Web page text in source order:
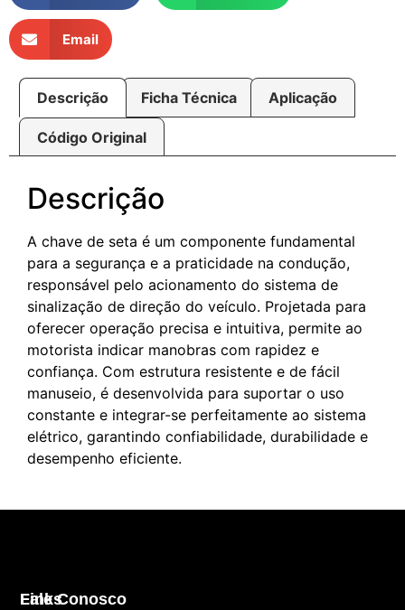
Email
Descrição Ficha Técnica Aplicação
Código Original
Descrição
A chave de seta é um componente fundamental
para a segurança e a praticidade na condução,
responsável pelo acionamento do sistema de
sinalização de direção do veículo. Projetada para
oferecer operação precisa e intuitiva, permite ao
motorista indicar manobras com rapidez e
confiança. Com estrutura resistente e de fácil
manuseio, é desenvolvida para suportar o uso
constante e integrar-se perfeitamente ao sistema
elétrico, garantindo confiabilidade, durabilidade e
desempenho eficiente.
Links
Fale Conosco